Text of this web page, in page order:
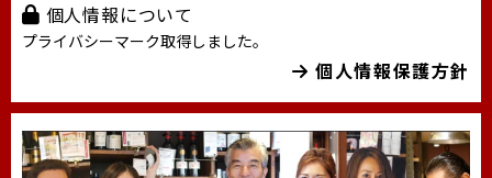
個人情報について
プライバシーマーク取得しました。
個人情報保護方針